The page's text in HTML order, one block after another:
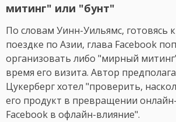
митинг" или "бунт"
По словам Уинн-Уильямс, готовясь
поездке по Азии, глава Facebook
организовать либо "мирный
время его визита. Автор
Цукерберг хотел "проверить,
его продукт в превращении
Facebook в офлайн-влияние".